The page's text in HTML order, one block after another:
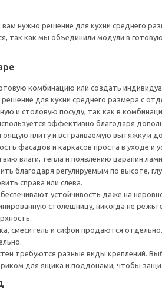
нужно решение для кухни среднего
так как мы объединили модули в
комбинацию или создать
для кухни среднего размера с
и столовую посуду, так как в
эффективно благодаря
плиту и встраиваемую вытяжку и
фасадов и каркасов проста в уходе и
влаги, тепла и появлению царапин
благодаря регулируемым по высоте,
справа или слева.
устойчивость даже на
столешницу, никогда не
смеситель и сифон продаются отдельно.
требуются разные виды креплений.
для ящика и поддонами, чтобы